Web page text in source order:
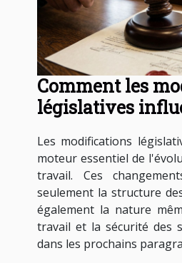
Comment les
législatives
Les modifications
moteur essentiel de
travail. Ces
seulement la structure
également la nature
travail et la sécurité des
dans les prochains